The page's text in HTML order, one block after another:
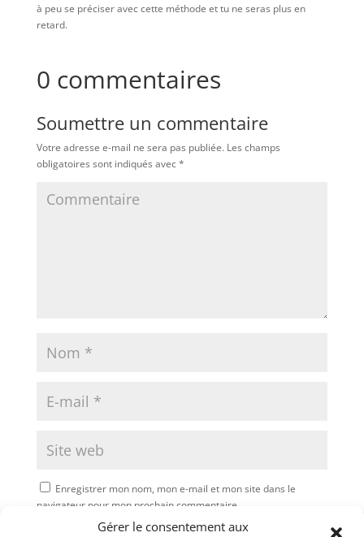
Gérer le consentement aux
à peu se préciser avec cette méthode et tu ne seras plus en
retard.
0 commentaires
Soumettre un commentaire
Votre adresse e-mail ne sera pas publiée.Les champs
obligatoires sont indiqués avec*
Enregistrer mon nom, mon e-mail et mon site dans le
navigateur pour mon prochain commentaire.